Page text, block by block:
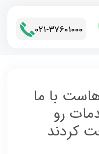
021-37601000​​​​​​​
با ما
رو
کردند